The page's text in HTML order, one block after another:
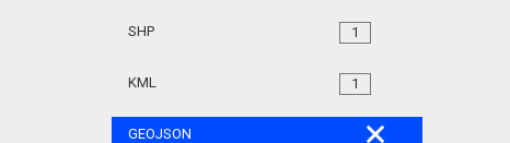
1
SHP
1
KML
GEOJSON